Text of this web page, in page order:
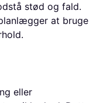
stød og fald.
at bruge
eller